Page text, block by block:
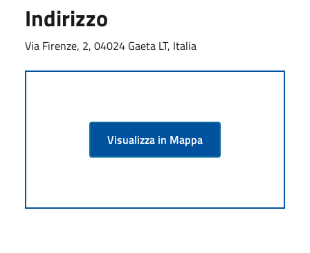
Indirizzo
Via Firenze, 2, 04024 Gaeta LT, Italia
Visualizza in Mappa